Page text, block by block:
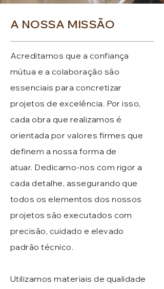
A NOSSA MISSÃO
Acreditamos que a confiança
mútua e a colaboração são
essenciais para concretizar
projetos de excelência. Por isso,
cada obra que realizamos é
orientada por valores firmes que
definem a nossa forma de
atuar. Dedicamo-nos com rigor a
cada detalhe, assegurando que
todos os elementos dos nossos
projetos são executados com
precisão, cuidado e elevado
padrão técnico.
Utilizamos materiais de qualidade